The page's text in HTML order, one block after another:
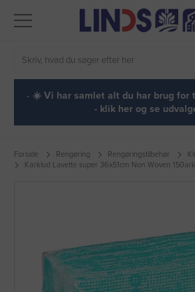
· ☀️ Vi har samlet alt du har brug for
- klik her og se
Forside Rengøring Rengøringstilbehør
Karklud Lavette super 36x51cm Non Woven